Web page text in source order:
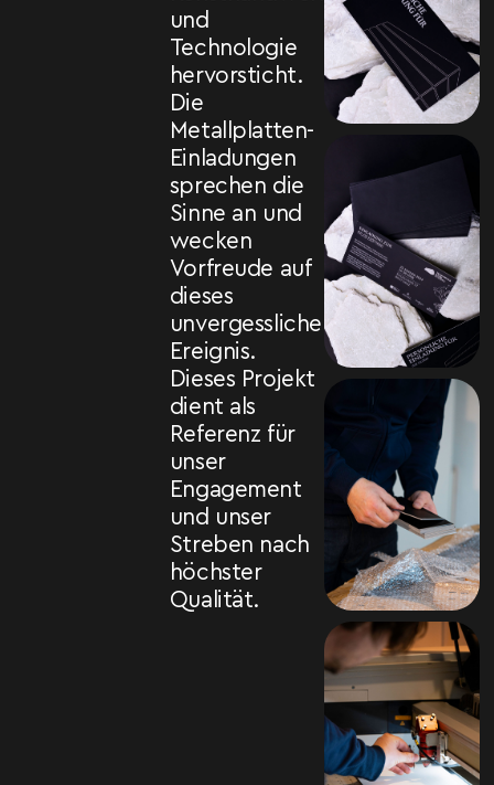
und
Technologie
hervorsticht.
Die
Metallplatten-
Einladungen
sprechen die
Sinne an und
wecken
Vorfreude auf
dieses
unvergessliche
Ereignis.
Dieses Projekt
dient als
Referenz für
unser
Engagement
und unser
Streben nach
höchster
Qualität.